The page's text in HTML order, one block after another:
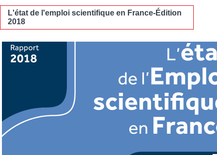
L'état de l'emploi scientifique en France-Édition
2018